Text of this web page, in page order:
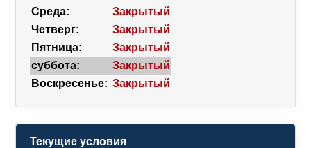
Среда:
Закрытый
Четверг:
Закрытый
Пятница:
Закрытый
суббота:
Закрытый
Воскресенье: Закрытый
Текущие условия